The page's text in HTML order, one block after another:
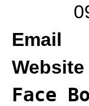
Face